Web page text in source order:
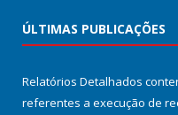
ÚLTIMAS PUBLICAÇÕES
Relatórios Detalhados
referentes a execução de